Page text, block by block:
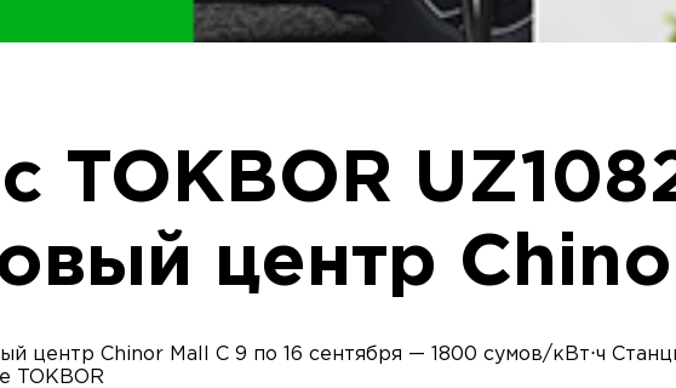
TOKBOR
центр
центр Chinor Mall С 9 по 16 сентября — 1800 сумов/кВт⋅ч
TOKBOR